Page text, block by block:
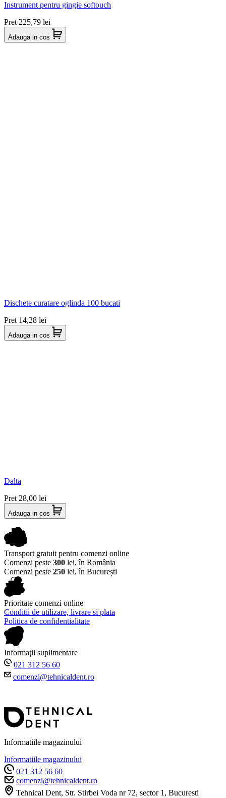
Instrument pentru gingie softouch
Pret 225,79 lei
Adauga in cos
Dischete curatare oglinda 100 bucati
Pret 14,28 lei
Adauga in cos
Dalta
Pret 28,00 lei
Adauga in cos
Transport gratuit pentru comenzi online
Comenzi peste 300 lei, în România
Comenzi peste 250 lei, în București
Prioritate comenzi online
Conditii de utilizare, livrare si plata
Politica de confidentialitate
Informaţii suplimentare
021 312 56 60
comenzi@tehnicaldent.ro
Informatiile magazinului
Informatiile magazinului
021 312 56 60
comenzi@tehnicaldent.ro
Tehnical Dent, Str. Stirbei Voda nr 72, sector 1, Bucuresti